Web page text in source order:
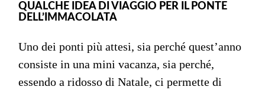
QUALCHE IDEA DI VIAGGIO PER IL PONTE
DELL’IMMACOLATA
Uno dei ponti più attesi, sia perché quest’anno
consiste in una mini vacanza, sia perché,
essendo a ridosso di Natale, ci permette di